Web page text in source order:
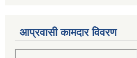
आप्रवासी कामदार विवरण